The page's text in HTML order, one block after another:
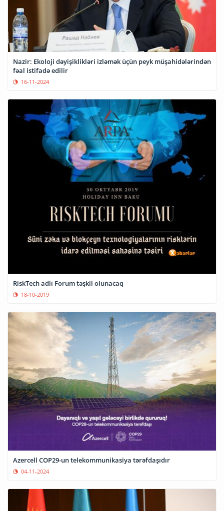
Nazir: Ekoloji dəyişiklikləri izləmək üçün peyk müşahidələrindən
fəal istifadə edilir
16-11-2024
RiskTech adlı Forum təşkil olunacaq
18-10-2019
Azercell COP29-un telekommunikasiya tərəfdaşıdır
04-11-2024